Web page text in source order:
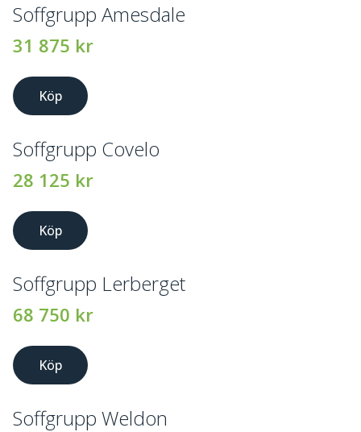
Soffgrupp Amesdale
31 875 kr
Köp
Soffgrupp Covelo
28 125 kr
Köp
Soffgrupp Lerberget
68 750 kr
Köp
Soffgrupp Weldon